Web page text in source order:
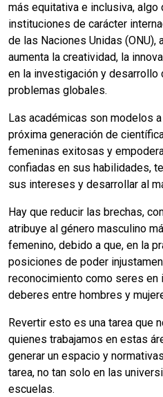
más equitativa e inclusiva, algo
instituciones de carácter
de las Naciones Unidas (ONU),
aumenta la creatividad, la
en la investigación y desarrollo
problemas globales.
Las académicas son modelos
próxima generación de
femeninas exitosas y
confiadas en sus habilidades,
sus intereses y desarrollar al
Hay que reducir las brechas,
atribuye al género masculino
femenino, debido a que, en la
posiciones de poder
reconocimiento como seres en
deberes entre hombres y
Revertir esto es una tarea que
quienes trabajamos en estas
generar un espacio y
tarea, no tan solo en las
escuelas.